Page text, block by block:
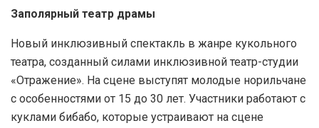
Заполярный театр драмы
Новый инклюзивный спектакль в жанре кукольного
театра, созданный силами инклюзивной театр-студии
«Отражение». На сцене выступят молодые норильчане
с особенностями от 15 до 30 лет. Участники работают с
куклами бибабо, которые устраивают на сцене